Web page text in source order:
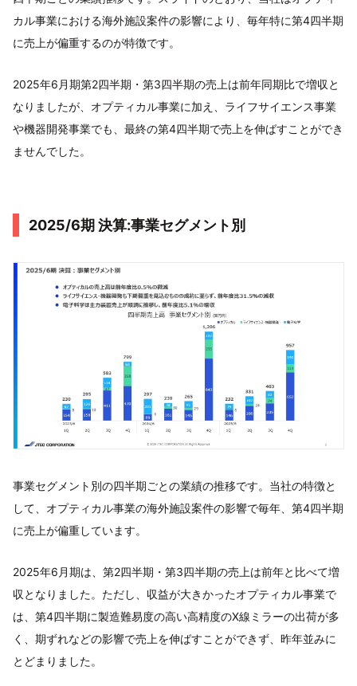
カル事業における海外施設案件の影響により、毎年特に第4四半期
に売上が偏重するのが特徴です。
2025年6月期第2四半期・第3四半期の売上は前年同期比で増収と
なりましたが、オプティカル事業に加え、ライフサイエンス事業
や機器開発事業でも、最終の第4四半期で売上を伸ばすことができ
ませんでした。
2025/6期 決算:事業セグメント別
事業セグメント別の四半期ごとの業績の推移です。当社の特徴と
して、オプティカル事業の海外施設案件の影響で毎年、第4四半期
に売上が偏重しています。
2025年6月期は、第2四半期・第3四半期の売上は前年と比べて増
収となりました。ただし、収益が大きかったオプティカル事業で
は、第4四半期に製造難易度の高い高精度のX線ミラーの出荷が多
く、期ずれなどの影響で売上を伸ばすことができず、昨年並みに
とどまりました。